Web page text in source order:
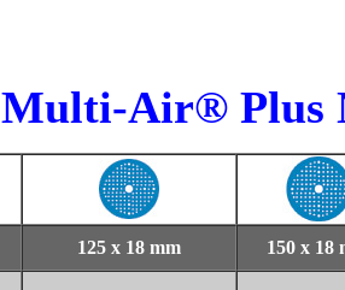
Multi-Air® Plus
125 x 18 mm 150 x 18